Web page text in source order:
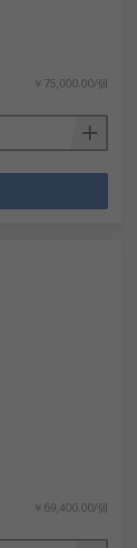
￥75,000.00/個
￥69,400.00/個